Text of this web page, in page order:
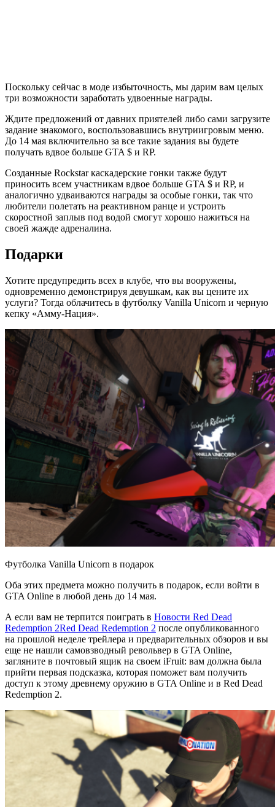
Поскольку сейчас в моде избыточность, мы дарим вам целых
три возможности заработать удвоенные награды.
Ждите предложений от давних приятелей либо сами загрузите
задание знакомого, воспользовавшись внутриигровым меню.
До 14 мая включительно за все такие задания вы будете
получать вдвое больше GTA $ и RP.
Созданные Rockstar каскадерские гонки также будут
приносить всем участникам вдвое больше GTA $ и RP, и
аналогично удваиваются награды за особые гонки, так что
любители полетать на реактивном ранце и устроить
скоростной заплыв под водой смогут хорошо нажиться на
своей жажде адреналина.
Подарки
Хотите предупредить всех в клубе, что вы вооружены,
одновременно демонстрируя девушкам, как вы цените их
услуги? Тогда облачитесь в футболку Vanilla Unicorn и черную
кепку «Амму-Нация».
Футболка Vanilla Unicorn в подарок
Оба этих предмета можно получить в подарок, если войти в
GTA Online в любой день до 14 мая.
А если вам не терпится поиграть в Новости Red Dead
Redemption 2Red Dead Redemption 2 после опубликованного
на прошлой неделе трейлера и предварительных обзоров и вы
еще не нашли самовзводный револьвер в GTA Online,
загляните в почтовый ящик на своем iFruit: вам должна была
прийти первая подсказка, которая поможет вам получить
доступ к этому древнему оружию в GTA Online и в Red Dead
Redemption 2.